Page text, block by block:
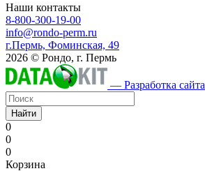
Наши контакты
8-800-300-19-00
info@rondo-perm.ru
г.Пермь, Фоминская, 49
2026 © Рондо, г. Пермь
— Разработка сайта
Найти
0
0
0
Корзина